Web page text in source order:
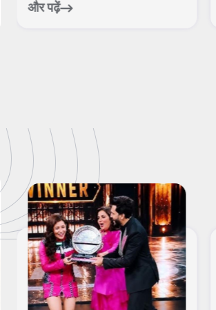
हरिद्व...
और पढ़ें